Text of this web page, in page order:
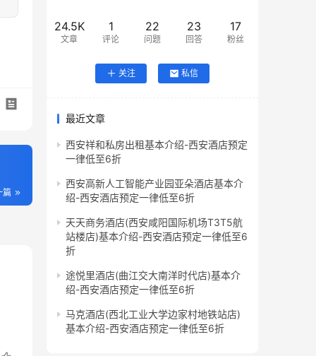
篇
24.5K
文章
1
评论
22
问题
23
回答
17
粉丝
关注 私信
最近文章
西安祥和私房出租基本介绍-西安酒店预定
一律低至6折
西安高新人工智能产业园亚朵酒店基本介
绍-西安酒店预定一律低至6折
天天商务酒店(西安咸阳国际机场T3T5航
站楼店)基本介绍-西安酒店预定一律低至6
折
途悦里酒店(曲江交大南洋时代店)基本介
绍-西安酒店预定一律低至6折
马克酒店(西北工业大学边家村地铁站店)
基本介绍-西安酒店预定一律低至6折